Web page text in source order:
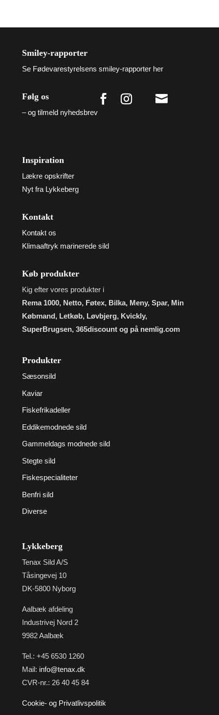
Smiley-rapporter
Se Fødevarestyrelsens smiley-rapporter her
Følg os
– og tilmeld nyhedsbrev

Inspiration
Lækre opskrifter
Nyt fra Lykkeberg
Kontakt
Kontakt os
Klimaaftryk marinerede sild
Køb produkter
Kig efter vores produkter i
Rema 1000, Netto, Føtex, Bilka, Meny, Spar, Min
Købmand, Letkøb, Løvbjerg, Kvickly,
SuperBrugsen, 365discount og på nemlig.com
Produkter
Sæsonsild
Kaviar
Fiskefrikadeller
Eddikemodnede sild
Gammeldags modnede sild
Stegte sild
Fiskespecialiteter
Benfri sild
Diverse
Lykkeberg
Tenax Sild A/S
Tåsingevej 10
DK-5800 Nyborg
Aalbæk afdeling
Industrivej Nord 2
9982 Aalbæk
Tel.: +45 6530 1260
Mail: info@tenax.dk
CVR-nr.: 26 40 45 84
Cookie- og Privatlivspolitik